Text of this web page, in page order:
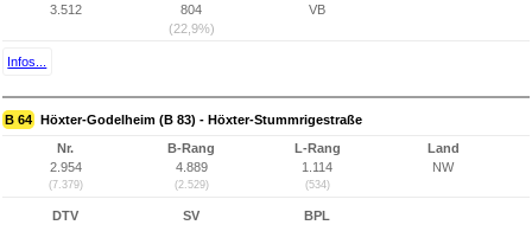
3.512
804
(22,9%)
VB
Infos...
B 64 Höxter-Godelheim (B 83) - Höxter-Stummrigestraße
Nr.
2.954
(7.379)
B-Rang
4.889
(2.529)
L-Rang
1.114
(534)
Land
NW
DTV
SV
BPL